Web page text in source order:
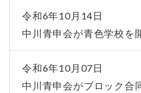
令和6年10月14日
中川青申会が青色学校を
令和6年10月07日
中川青申会がブロック合